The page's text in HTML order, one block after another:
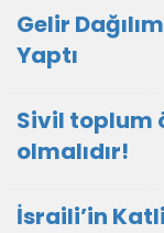
Gelir
Yaptı
Sivil toplum
olmalıdır!
İsraili’in